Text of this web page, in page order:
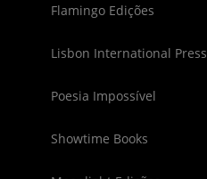
Flamingo Edições
Lisbon International Press
Poesia Impossível
Showtime Books